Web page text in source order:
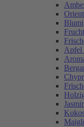
Apfel